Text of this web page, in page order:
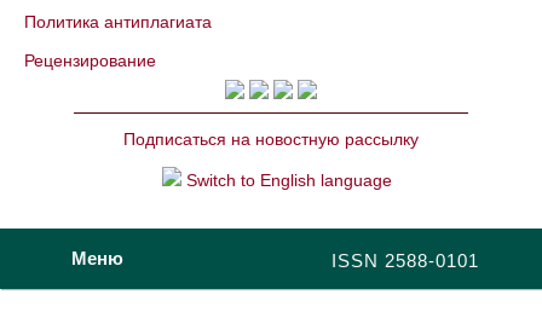
Политика антиплагиата
Рецензирование
Подписаться на новостную рассылку
Switch to English language
ISSN 2588-0101
Меню